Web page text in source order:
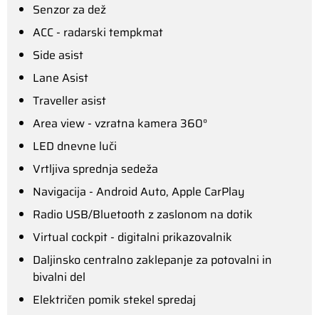
Senzor za dež
ACC - radarski tempkmat
Side asist
Lane Asist
Traveller asist
Area view - vzratna kamera 360°
LED dnevne luči
Vrtljiva sprednja sedeža
Navigacija - Android Auto, Apple CarPlay
Radio USB/Bluetooth z zaslonom na dotik
Virtual cockpit - digitalni prikazovalnik
Daljinsko centralno zaklepanje za potovalni in
bivalni del
Električen pomik stekel spredaj